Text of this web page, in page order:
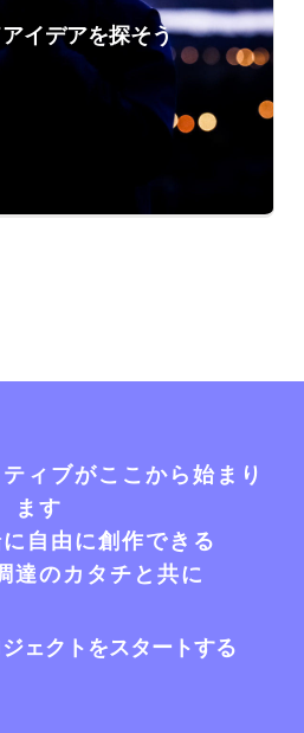
イデアを探そう
ィブがここから始まり
ます
自由に創作できる
達のカタチと共に
ェクトをスタートする